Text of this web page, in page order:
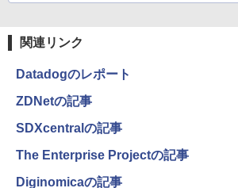
関連リンク
Datadogのレポート
ZDNetの記事
SDXcentralの記事
The Enterprise Projectの記事
Diginomicaの記事